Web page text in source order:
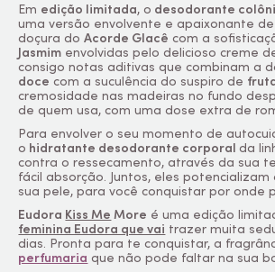
Em edição limitada, o desodorante
uma versão envolvente e apaixonante de
doçura doAcorde Glacê com a
Jasmim envolvidas pelo delicioso creme
consigo notas aditivas que combinam a
doce com a suculência do suspiro de
cremosidade nas madeiras no fundo
de quem usa, com uma dose extra de
Para envolver o seu momento de
o hidratante desodorante corporalda
contra o ressecamento, através da sua
fácil absorção. Juntos, eles
sua pele, para você conquistar por onde
Eudora Kiss Me More é uma edição
feminina Eudora que vai trazer muita
dias. Pronta para te conquistar, a
perfumaria que não pode faltar na sua